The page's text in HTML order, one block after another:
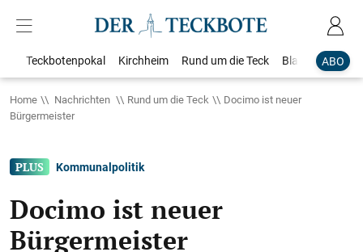
ABO
Teckbotenpokal Kirchheim Rund um die Teck Blaulicht
Home Nachrichten Rund um die Teck
Docimo ist neuer
Bürgermeister
Kommunalpolitik
Docimo ist neuer
Bürgermeister